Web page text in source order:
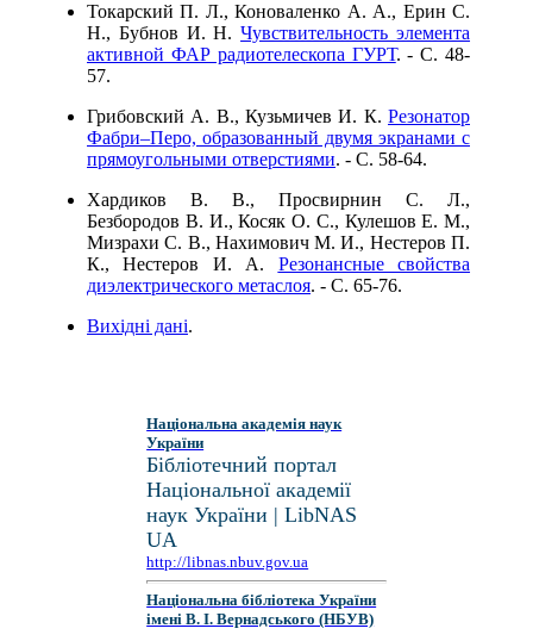
Токарский П. Л., Коноваленко А. А., Ерин С.
Н., Бубнов И. Н.Чувствительность элемента
активной ФАР радиотелескопа ГУРТ. - C. 48-
57.
Грибовский А. В., Кузьмичев И. К. Резонатор
Фабри–Перо, образованный двумя экранами с
прямоугольными отверстиями. - C. 58-64.
Хардиков В. В., Просвирнин С. Л.,
Безбородов В. И., Косяк О. С., Кулешов Е. М.,
Мизрахи С. В., Нахимович М. И., Нестеров П.
К., Нестеров И. А. Резонансные свойства
диэлектрического метаслоя. - C. 65-76.
Вихідні дані.
Національна академія наук
України
Бібліотечний портал
Національної академії
наук України | LibNAS
UA
http://libnas.nbuv.gov.ua
Національна бібліотека України
імені В. І. Вернадського (НБУВ)